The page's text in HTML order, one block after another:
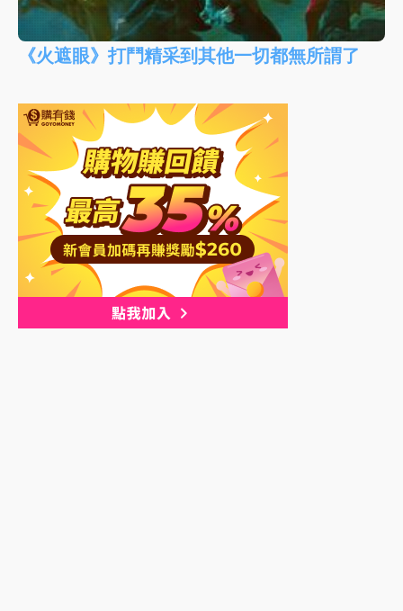
《火遮眼》打鬥精采到其他一切都無所謂了